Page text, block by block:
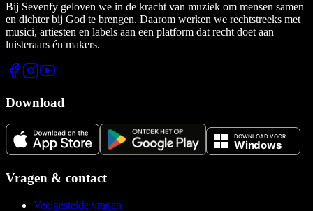
Bij Sevenfy geloven we in de kracht van muziek om mensen samen
en dichter bij God te brengen. Daarom werken we rechtstreeks met
musici, artiesten en labels aan een platform dat recht doet aan
luisteraars én makers.
Download
Vragen & contact
Veelgestelde vragen